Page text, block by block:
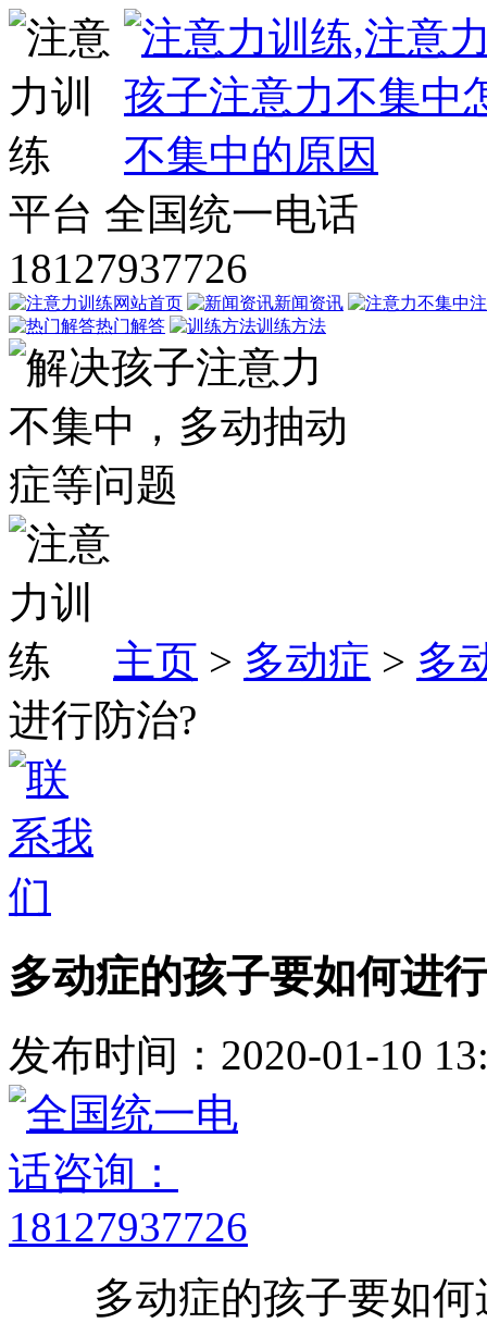
平台 全国统一电话
18127937726
网站首页 新闻资讯
热门解答
训练方法
主页 > 多动症 > 多
进行防治?
多动症的孩子要如何进
发布时间：2020-01-10
多动症的孩子要如何